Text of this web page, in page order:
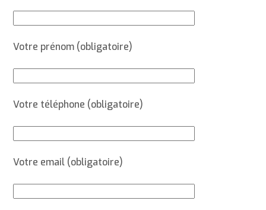
Votre prénom (obligatoire)
Votre téléphone (obligatoire)
Votre email (obligatoire)